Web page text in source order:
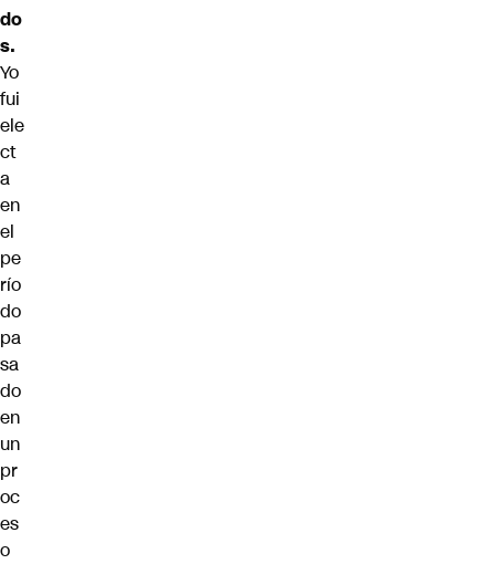
do
s.
Yo
fui
ele
ct
a
en
el
pe
río
do
pa
sa
do
en
un
pr
oc
es
o